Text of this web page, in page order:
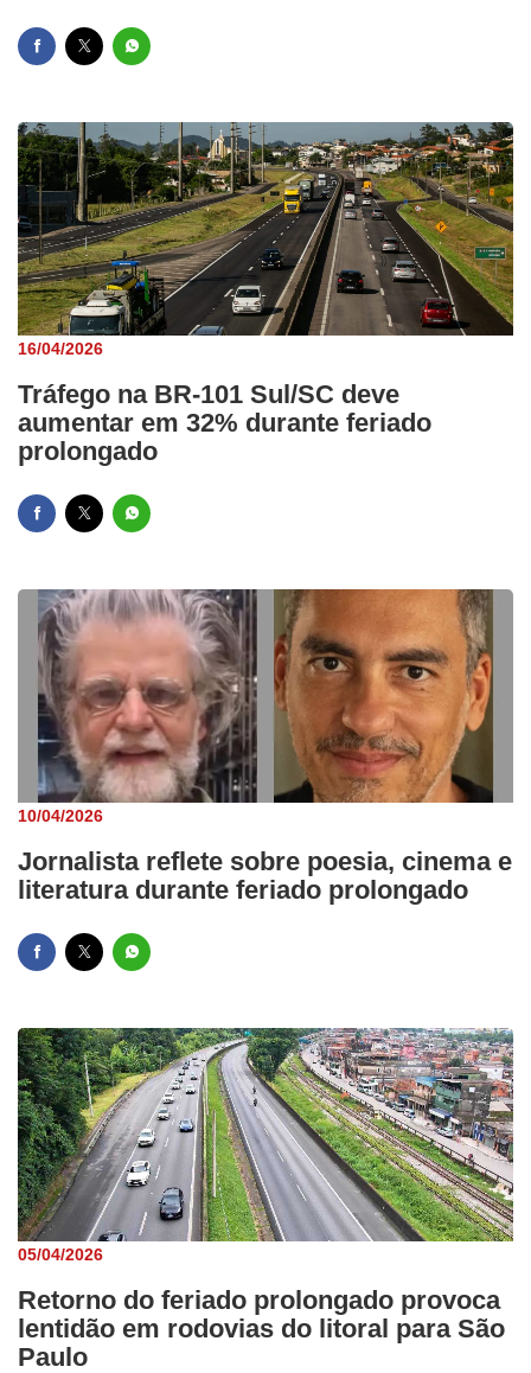
16/04/2026
Tráfego na BR-101 Sul/SC deve
aumentar em 32% durante feriado
prolongado
10/04/2026
Jornalista reflete sobre poesia, cinema e
literatura durante feriado prolongado
05/04/2026
Retorno do feriado prolongado provoca
lentidão em rodovias do litoral para São
Paulo